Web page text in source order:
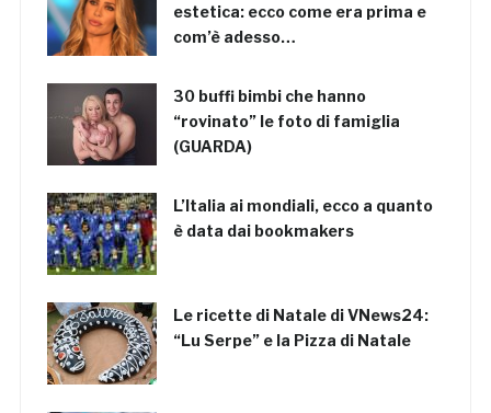
estetica: ecco come era prima e
com’è adesso…
30 buffi bimbi che hanno
“rovinato” le foto di famiglia
(GUARDA)
L’Italia ai mondiali, ecco a quanto
è data dai bookmakers
Le ricette di Natale di VNews24:
“Lu Serpe” e la Pizza di Natale